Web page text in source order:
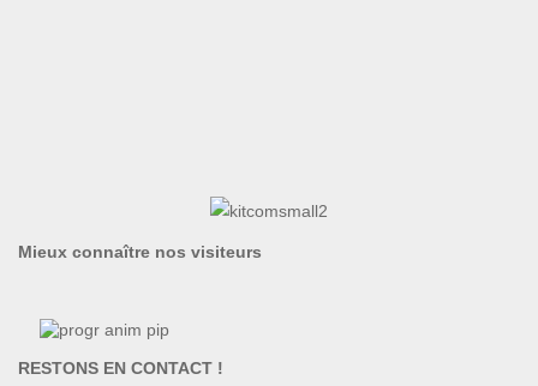
Mieux connaître nos visiteurs
RESTONS EN CONTACT !